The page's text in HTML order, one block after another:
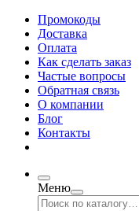
Промокоды
Доставка
Оплата
Как сделать заказ
Частые вопросы
Обратная связь
О компании
Блог
Контакты
Меню